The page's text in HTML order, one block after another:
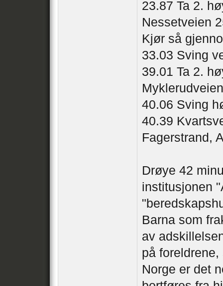
23.87 Ta 2.
Nessetveien
Kjør så
33.03 Sving
39.01 Ta 2.
40.06 Sving
40.39
Fagerstrand,
Drøye 42
institusjonen
Barna som
av
på
Norge er det